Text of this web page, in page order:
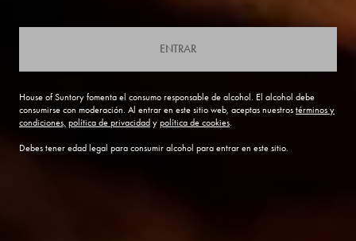
ENTRAR
House of Suntory fomenta el consumo responsable de alcohol. El alcohol debe
consumirse con moderación. Al entrar en este sitio web, aceptas nuestros términos y
condiciones, política de privacidad y política de cookies.
Debes tener edad legal para consumir alcohol para entrar en este sitio.